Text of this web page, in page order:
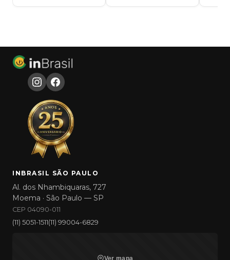
INBRASIL SÃO PAULO
Al. dos Nhambiquaras, 727
Moema · São Paulo — SP
CEP 04090-011
(11) 5051-1511(11) 99004-6829
Ver mapa